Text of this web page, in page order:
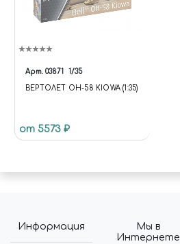
Арт. 03871 1/35
ВЕРТОЛЕТ OH-58 KIOWA (1:35)
от 5573 ₽
Информация
Мы в
Интернете